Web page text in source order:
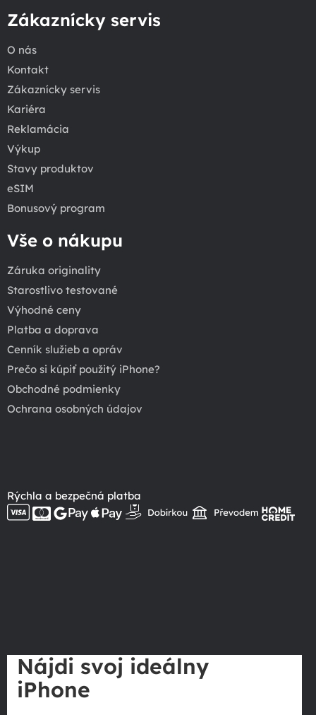
Zákaznícky servis
O nás
Kontakt
Zákaznícky servis
Kariéra
Reklamácia
Výkup
Stavy produktov
eSIM
Bonusový program
Vše o nákupu
Záruka originality
Starostlivo testované
Výhodné ceny
Platba a doprava
Cenník služieb a opráv
Prečo si kúpiť použitý iPhone?
Obchodné podmienky
Ochrana osobných údajov
Rýchla a bezpečná platba
Nájdi svoj ideálny
iPhone